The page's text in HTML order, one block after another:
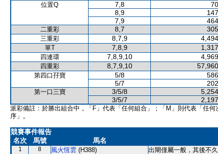
位置Q 7,8
8,9
7,9
二重彩 8,7
三重彩 8,7,9
單T 7,8,9
四連環 7,8,9,10
四重彩 8,7,9,10
第四口孖寶 5/8
5/7
第一口三寶 3/5/8
3/5/7
派彩備註：於勝出組合中，「F」代表「任何組合」；「M」則代表「任何
序」。
競賽事件報告
名次
馬號 馬名
1 8 風火恆雲 (H388) 出閘僅屬一般，其後不